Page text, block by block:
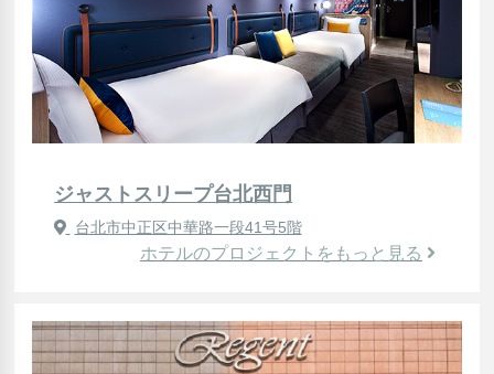
ジャストスリープ台北西門
台北市中正区中華路一段41号5階
ホテルのプロジェクトをもっと見る